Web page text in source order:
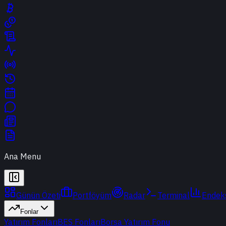
Ana Menu
Günün Özeti Portföyüm Radar Terminal
Fonlar
Yatırım FonlarıBES FonlarıBorsa Yatırım Fonu